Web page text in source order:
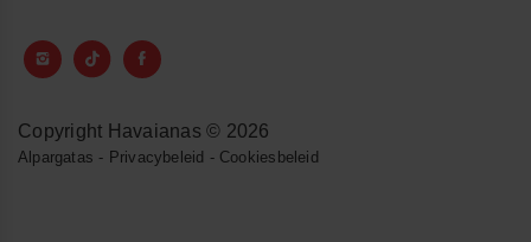
Copyright Havaianas © 2026
Alpargatas - Privacybeleid - Cookiesbeleid